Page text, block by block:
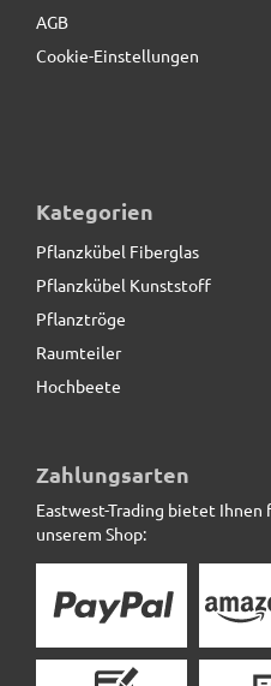
AGB
Cookie-Einstellungen
Kategorien
Pflanzkübel Fiberglas
Pflanzkübel Kunststoff
Pflanztröge
Raumteiler
Hochbeete
Zahlungsarten
Eastwest-Trading bietet
unserem Shop: